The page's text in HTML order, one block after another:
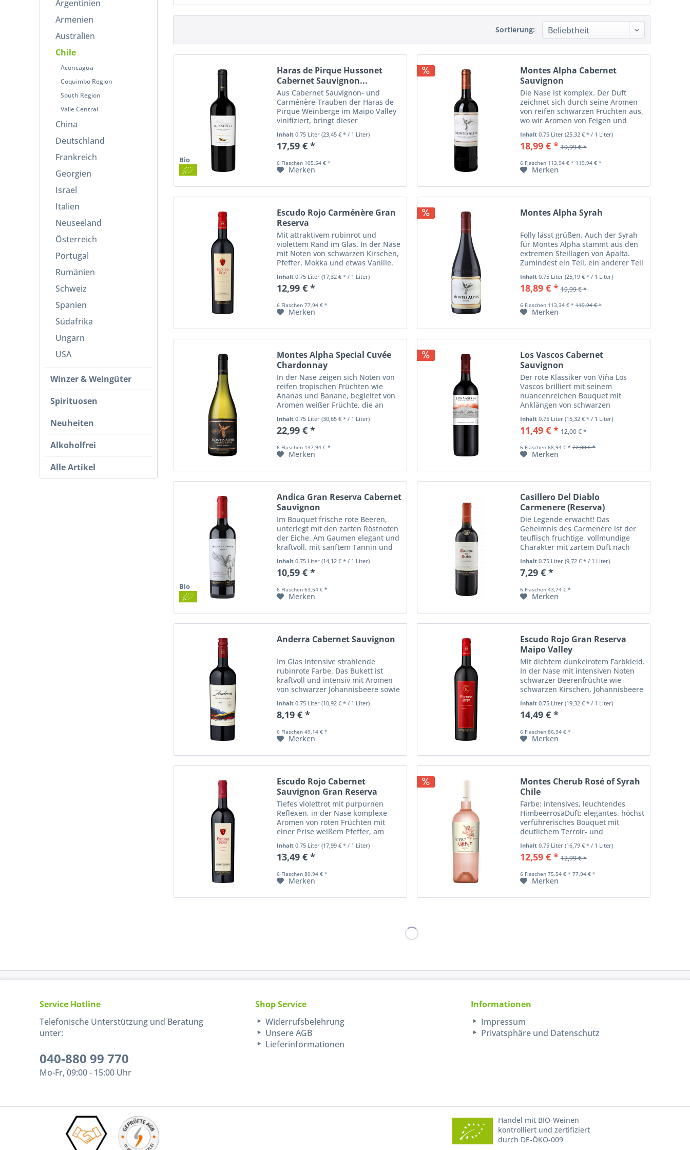
Pais
Petit Verdot
Sauvignon Blanc
Shiraz
Syrah
Tempranillo
Limari
Maipo
Maule Valley
Rapel
Argentinien
Armenien
Australien
Chile
Aconcagua
Coquimbo Region
South Region
Valle Central
China
Deutschland
Frankreich
Georgien
Israel
Italien
Neuseeland
Österreich
Portugal
Rumänien
Schweiz
Spanien
Südafrika
Ungarn
USA
Winzer & Weingüter
Spirituosen
Neuheiten
Alkoholfrei
Alle Artikel
Sortierung:
Bio
Haras de Pirque Hussonet
Cabernet Sauvignon...
Aus Cabernet Sauvignon- und
Carménère-Trauben der Haras de
Pirque Weinberge im Maipo Valley
vinifiziert, bringt dieser
faszinierende Wein die
Eigenschaften dieses einzigartigen
Gebietes wunderbar zum Ausdruck:
Inhalt 0.75 Liter (23,45 € * / 1 Liter)
17,59 € *
6 Flaschen 105,54 € *
Merken
Montes Alpha Cabernet
Sauvignon
Die Nase ist komplex. Der Duft
zeichnet sich durch seine Aromen
von reifen schwarzen Früchten aus,
wo wir Aromen von Feigen und
Brombeeren unterscheiden. Noten
von Cassislikör unterstreichen
dieses Profil zusätzlich. Anklänge
Inhalt 0.75 Liter (25,32 € * / 1 Liter)
18,99 € * 19,99 € *
6 Flaschen 113,94 € * 119,94 € *
Merken
Escudo Rojo Carménère Gran
Reserva
Mit attraktivem rubinrot und
violettem Rand im Glas. In der Nase
mit Noten von schwarzen Kirschen,
Pfeffer, Mokka und etwas Vanille.
Am Gaumen schön abgerundeten
Tanninen und Aromen von
schwarzen Beerenfrüchten sowie...
Inhalt 0.75 Liter (17,32 € * / 1 Liter)
12,99 € *
6 Flaschen 77,94 € *
Merken
Montes Alpha Syrah
Folly lässt grüßen. Auch der Syrah
für Montes Alpha stammt aus den
extremen Steillagen von Apalta.
Zumindest ein Teil, ein anderer Teil
wächst weiter westlich, im sanft
hügeligen Marchigüe. So wie der
Viognier, der die Cuvée mit einem...
Inhalt 0.75 Liter (25,19 € * / 1 Liter)
18,89 € * 19,99 € *
6 Flaschen 113,34 € * 119,94 € *
Merken
Montes Alpha Special Cuvée
Chardonnay
In der Nase zeigen sich Noten von
reifen tropischen Früchten wie
Ananas und Banane, begleitet von
Aromen weißer Früchte, die an
Pfirsiche erinnern. Die Merkmale
des Küstenklimas werden mit
subtilen Noten von Artischocken
Inhalt 0.75 Liter (30,65 € * / 1 Liter)
22,99 € *
6 Flaschen 137,94 € *
Merken
Los Vascos Cabernet
Sauvignon
Der rote Klassiker von Viña Los
Vascos brilliert mit seinem
nuancenreichen Bouquet mit
Anklängen von schwarzen
Johannisbeeren, Kirschen und
Pflaumen. Er zeigt ein elegantes,
gekonnt ausbalanciertes Spiel von
Inhalt 0.75 Liter (15,32 € * / 1 Liter)
11,49 € * 12,00 € *
6 Flaschen 68,94 € * 72,00 € *
Merken
Bio
Andica Gran Reserva Cabernet
Sauvignon
Im Bouquet frische rote Beeren,
unterlegt mit den zarten Röstnoten
der Eiche. Am Gaumen elegant und
kraftvoll, mit sanftem Tannin und
feiner Balance von saftiger Frucht
und Frische. Wo andere klassische
Kühlklimarebsorten anbauen,...
Inhalt 0.75 Liter (14,12 € * / 1 Liter)
10,59 € *
6 Flaschen 63,54 € *
Merken
Casillero Del Diablo
Carmenere (Reserva)
Die Legende erwacht! Das
Geheimnis des Carmenère ist der
teuflisch fruchtige, vollmundige
Charakter mit zartem Duft nach
reifer Pflaume und herbem Kaffee.
Inhalt 0.75 Liter (9,72 € * / 1 Liter)
7,29 € *
6 Flaschen 43,74 € *
Merken
Anderra Cabernet Sauvignon
Im Glas intensive strahlende
rubinrote Farbe. Das Bukett ist
kraftvoll und intensiv mit Aromen
von schwarzer Johannisbeere sowie
gerösteter Haselnuss und etwas
Mokka. Am Gaumen zeigt dieser
Cabernet Sauvignon sich elegant
Inhalt 0.75 Liter (10,92 € * / 1 Liter)
8,19 € *
6 Flaschen 49,14 € *
Merken
Escudo Rojo Gran Reserva
Maipo Valley
Mit dichtem dunkelrotem Farbkleid.
In der Nase mit intensiven Noten
schwarzer Beerenfrüchte wie
schwarzen Kirschen, Johannisbeere
sowie rauchigen Aromen von
geröstetem Kaffee. Im Mund
erscheint er sehr kraftvoll mit
Inhalt 0.75 Liter (19,32 € * / 1 Liter)
14,49 € *
6 Flaschen 86,94 € *
Merken
Escudo Rojo Cabernet
Sauvignon Gran Reserva
Tiefes violettrot mit purpurnen
Reflexen, in der Nase komplexe
Aromen von roten Früchten mit
einer Prise weißem Pfeffer, am
Gaumen frische Fruchtaromen und
saftige Tannine im Finale.
Inhalt 0.75 Liter (17,99 € * / 1 Liter)
13,49 € *
6 Flaschen 80,94 € *
Merken
Montes Cherub Rosé of Syrah
Chile
Farbe: intensives, leuchtendes
HimbeerrosaDuft: elegantes, höchst
verführerisches Bouquet mit
deutlichem Terroir- und
RebsortenausdruckGeschmack: am
Gaumen viel Fülle mit sehr schöner
Konzentration der Frucht und
Inhalt 0.75 Liter (16,79 € * / 1 Liter)
12,59 € * 12,99 € *
6 Flaschen 75,54 € * 77,94 € *
Merken
Service Hotline
Telefonische Unterstützung und Beratung
unter:
040-880 99 770
Mo-Fr, 09:00 - 15:00 Uhr
Shop Service
Widerrufsbelehrung
Unsere AGB
Lieferinformationen
Informationen
Impressum
Privatsphäre und Datenschutz
Handel mit BIO-Weinen
kontrolliert und zertifiziert
durch DE-ÖKO-009